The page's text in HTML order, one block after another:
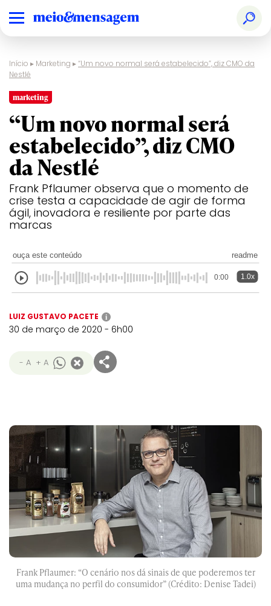
Início ▸ Marketing ▸“Um novo normal será estabelecido”, diz CMO da
Nestlé
marketing
“Um novo normal será
estabelecido”, diz CMO
da Nestlé
Frank Pflaumer observa que o momento de
crise testa a capacidade de agir de forma
ágil, inovadora e resiliente por parte das
marcas
ouça este conteúdo readme
0:00 1.0x
LUIZ GUSTAVO PACETE i
30 de março de 2020 - 6h00
- A + A
Frank Pflaumer: “O cenário nos dá sinais de que poderemos ter
uma mudança no perfil do consumidor” (Crédito: Denise Tadei)